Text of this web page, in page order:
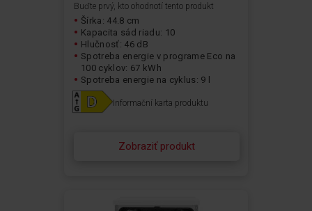
Zobraziť produkt
Buďte prvý, kto ohodnotí tento produkt
Šírka: 44.8 cm
Kapacita sád riadu: 10
Hlučnosť: 46 dB
Spotreba energie v programe Eco na
100 cyklov: 67 kWh
Spotreba energie na cyklus: 9 l
Informační karta produktu